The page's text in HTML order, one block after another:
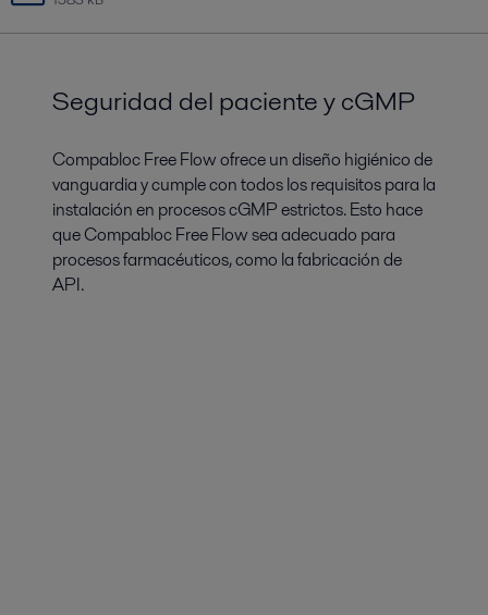
Seguridad del paciente y cGMP
Compabloc Free Flow ofrece un diseño higiénico de
vanguardia y cumple con todos los requisitos para la
instalación en procesos cGMP estrictos. Esto hace
que Compabloc Free Flow sea adecuado para
procesos farmacéuticos, como la fabricación de
API.